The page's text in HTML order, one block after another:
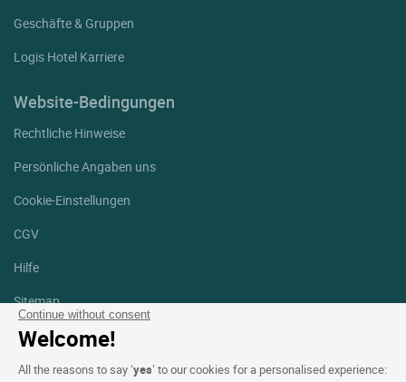
Continue without consent
Welcome!
All the reasons to say ‘yes’ to our cookies for a personalised experience:
Geschäfte & Gruppen
Logis Hotel Karriere
Website-Bedingungen
Rechtliche Hinweise
Persönliche Angaben uns
Cookie-Einstellungen
CGV
Hilfe
Sitemap
Fotodanksagungen
Folgen Sie uns